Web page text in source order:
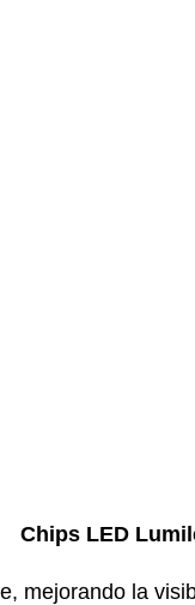
Chips LED
mejorando la